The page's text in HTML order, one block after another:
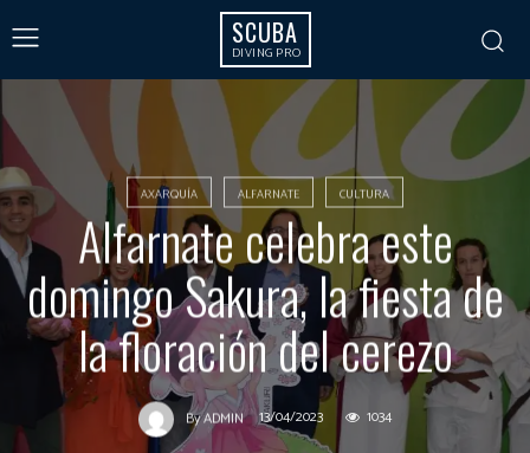
SCUBA
DIVING PRO
AXARQUÍA ALFARNATE CULTURA
Alfarnate celebra este
domingo Sakura, la fiesta de
la floración del cerezo
ByADMIN 13/04/2023 1034